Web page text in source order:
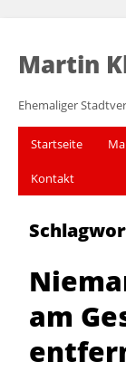
Martin
Ehemaliger
Startseite
Kontakt
am